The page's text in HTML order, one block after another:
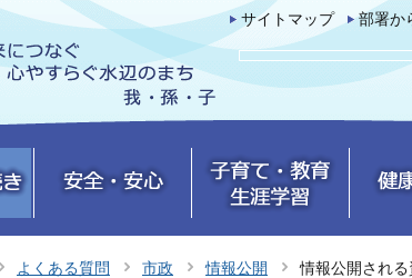
サイトマップ 部署か
よくある質問 市政 情報公開 情報公開され